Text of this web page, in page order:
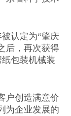
认定为“肇庆
后，再次获得
包装机械装
创造满意价
为企业发展的